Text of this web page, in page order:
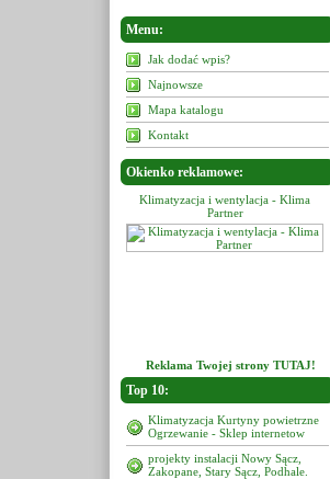
Menu:
Jak dodać wpis?
Najnowsze
Mapa katalogu
Kontakt
Okienko reklamowe:
Klimatyzacja i wentylacja - Klima
Partner
Reklama Twojej strony TUTAJ!
Top 10:
Klimatyzacja Kurtyny powietrzne
Ogrzewanie - Sklep internetow
projekty instalacji Nowy Sącz,
Zakopane, Stary Sącz, Podhale.